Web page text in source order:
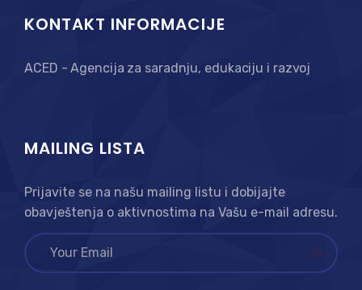
KONTAKT INFORMACIJE
ACED - Agencija za saradnju, edukaciju i razvoj
MAILING LISTA
Prijavite se na našu mailing listu i dobijajte
obavještenja o aktivnostima na Vašu e-mail adresu.